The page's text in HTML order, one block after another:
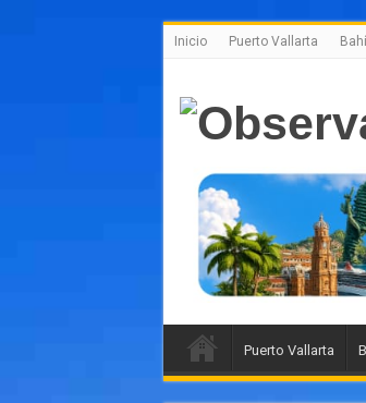
Inicio Puerto Vallarta
Puerto Vallarta